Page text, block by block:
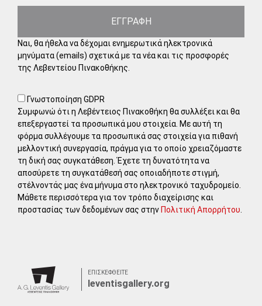
ΕΓΓΡΑΦΗ
Ναι, θα ήθελα να δέχομαι ενημερωτικά ηλεκτρονικά
μηνύματα (emails) σχετικά με τα νέα και τις προσφορές
της Λεβεντείου Πινακοθήκης.
Γνωστοποίηση GDPR
Συμφωνώ ότι η Λεβέντειος Πινακοθήκη θα συλλέξει και θα
επεξεργαστεί τα προσωπικά μου στοιχεία. Με αυτή τη
φόρμα συλλέγουμε τα προσωπικά σας στοιχεία για πιθανή
μελλοντική συνεργασία, πράγμα για το οποίο χρειαζόμαστε
τη δική σας συγκατάθεση. Έχετε τη δυνατότητα να
αποσύρετε τη συγκατάθεσή σας οποιαδήποτε στιγμή,
στέλνοντάς μας ένα μήνυμα στο ηλεκτρονικό ταχυδρομείο.
Μάθετε περισσότερα για τον τρόπο διαχείρισης και
προστασίας των δεδομένων σας στηνΠολιτική Απορρήτου
ΕΠΙΣΚΕΦΘΕΙΤΕ
leventisgallery.org